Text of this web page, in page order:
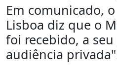
Em comunicado,
Lisboa diz que o
foi recebido, a
audiência